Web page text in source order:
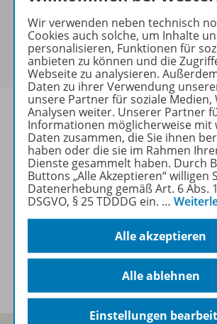
Sie haben ein passendesSpar-Paket
Um den für Sie gültigen Preis zu
sich bitte an.
Informationen
Weitere Inhalte der
Spar-Pakete
Wir verwenden neben technisch
Cookies auch solche, um Inhalte
personalisieren, Funktionen für
anbieten zu können und die
Webseite zu analysieren.
Daten zu ihrer Verwendung
unsere Partner für soziale Medien,
Analysen weiter. Unserer Partner
Informationen möglicherweise mit
Daten zusammen, die Sie ihnen
haben oder die sie im Rahmen
Dienste gesammelt haben. Durch
Buttons „Alle Akzeptieren“ willigen
Datenerhebung gemäß Art. 6 Abs.
DSGVO, § 25 TDDDG ein. …
Alle akzeptieren
Alle ablehnen
Einstellungen